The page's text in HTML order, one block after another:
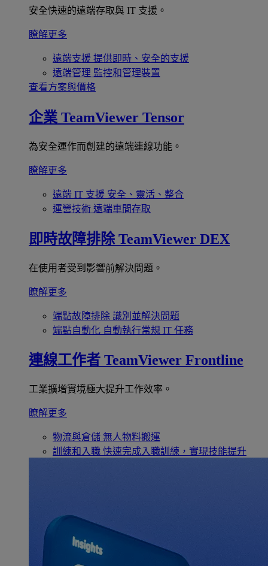
安全快速的遠端存取與 IT 支援。
瞭解更多
遠端支援 提供即時、安全的支援
遠端管理 監控和管理裝置
查看方案與價格
企業 TeamViewer Tensor
為安全運作而創建的遠端連線功能。
瞭解更多
遠端 IT 支援 安全、靈活、整合
運營技術 遠端車間存取
即時故障排除 TeamViewer DEX
在使用者受到影響前解決問題。
瞭解更多
端點故障排除 識別並解決問題
端點自動化 自動執行常規 IT 任務
連線工作者 TeamViewer Frontline
工業擴增實境極大提升工作效率。
瞭解更多
物流與倉儲 無人物料搬運
訓練和入職 快速完成入職訓練，實現技能提升